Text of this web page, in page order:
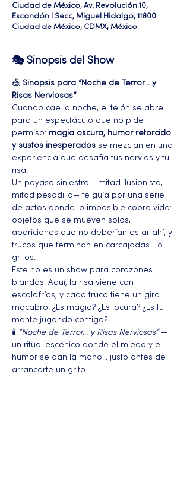
Ciudad de México, Av. Revolución 10,
Escandón I Secc, Miguel Hidalgo, 11800
Ciudad de México, CDMX, México
🎭 Sinopsis del Show
🎪 Sinopsis para “Noche de Terror… y
Risas Nerviosas”
Cuando cae la noche, el telón se abre
para un espectáculo que no pide
permiso: magia oscura, humor retorcido
y sustos inesperados se mezclan en una
experiencia que desafía tus nervios y tu
risa.
Un payaso siniestro —mitad ilusionista,
mitad pesadilla— te guía por una serie
de actos donde lo imposible cobra vida:
objetos que se mueven solos,
apariciones que no deberían estar ahí, y
trucos que terminan en carcajadas… o
gritos.
Este no es un show para corazones
blandos. Aquí, la risa viene con
escalofríos, y cada truco tiene un giro
macabro. ¿Es magia? ¿Es locura? ¿Es tu
mente jugando contigo?
🕯️ “Noche de Terror… y Risas Nerviosas” —
un ritual escénico donde el miedo y el
humor se dan la mano… justo antes de
arrancarte un grito.